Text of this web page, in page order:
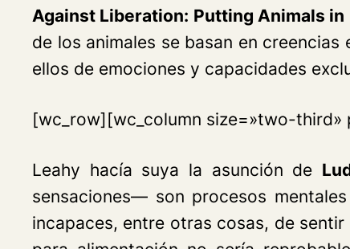
Against Liberation: Putting Animals
de los animales se basan en
ellos de emociones y capacidades
[wc_row][wc_column size=»two-third»
Leahy hacía suya la asunción de
sensaciones— son procesos
incapaces, entre otras cosas, de